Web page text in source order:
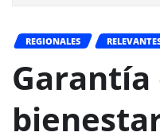
REGIONALES
Garantía